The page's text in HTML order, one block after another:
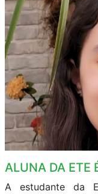
ALUNA DA ETE
A estudante da